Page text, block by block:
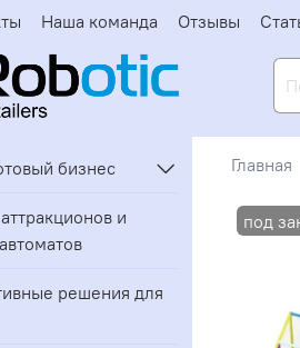
Наша команда Отзывы
Главная
бизнес
и
решения для